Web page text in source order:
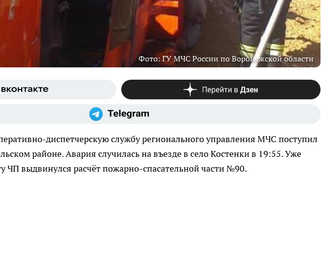
Фото: ГУ МЧС России по Воронежской области
диспетчерскую службу регионального управления МЧС поступил
районе. Авария случилась на въезде в село Костенки в 19:55. Уже
ЧП выдвинулся расчёт пожарно-спасательной части №90.